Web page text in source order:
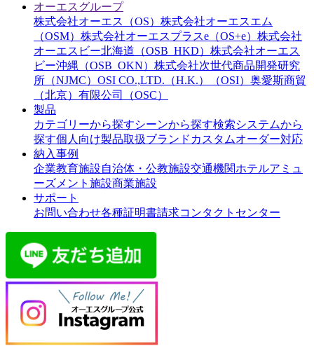
オーエスグループ
株式会社オーエス（OS） 株式会社オーエスエム
（OSM） 株式会社オーエスプラスe（OS+e） 株式会社
オーエスビー北海道（OSB_HKD） 株式会社オーエス
ビー沖縄（OSB_OKN） 株式会社次世代商品開発研究
所（NJMC） OSI CO.,LTD.（H.K.）（OSI） 奥愛斯商貿
（北京）有限公司（OSC）
製品
カテゴリーから探すシーンから探す検索システムから
探す個人向け製品取扱ブランド カスタムオーダー対応
納入事例
企業教育施設自治体・公教施設交通機関ホテルアミュ
ーズメント施設商業施設
サポート
お問い合わせ各種証明書請求コンタクトセンター